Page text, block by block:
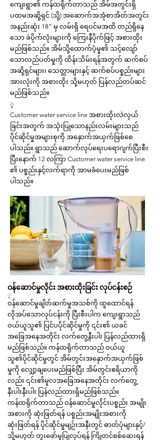
ကျေးရွာ၏ ကန်ထရိုက်တာသည် အိမ်အတွင်းရှိ
ပထမအဆို့ရှင် (သို့) အဆောက်အအုံစာအိတ်အတွင်း
အနည်းဆုံး 18” မှ လမ်းရှိ ရေပင်မအထိ တည်ရှိနေ
သော ခဲပိုက်လုံးများကို ကြေးနီပိုက်ဖြင့် အစားထိုး
မည်ဖြစ်သည်။ အိမ်သို့ထောက်ပံ့မှု၏ သင့်လျော်
သောလည်ပတ်မှုကို ထိန်းသိမ်းရန်အတွက် ဆက်စပ်
အဆို့ရှင်များ၊ သေတ္တာများနှင့် ဆက်စပ်ပစ္စည်းများ
အားလုံးကို အစားထိုး သို့မဟုတ် ပြန်လည်တပ်ဆင်
မည်ဖြစ်သည်။
့
Customer water service line အစားထိုးလဲလှယ်
ခြင်းအတွက် အသုံးပြုသောနည်းလမ်းများသည်
ပိုင်ဆိုင်မှုအများစုကို အနှောက်အယှက်ဖြစ်စေ
ပါသည်။ ရွာသည် ဆောက်လုပ်ရေးပရောဂျက်ပြီးစီး
ပြီးနောက် 12 လကြာ Customer water service line
၏ ပစ္စည်းနှင့်လက်ရာကို အာမခံပေးမည်ဖြစ်
ပါသည်။
ဝန်ဆောင်မှုလိုင်း အစားထိုးခြင်း လုပ်ငန်းစဉ်
့
ဝန်ဆောင်မှုချိတ်ဆက်မှုအသစ်ကို ထူထောင်ရန်
လိုအပ်သောလုပ်ငန်းကို ပြီးစီးပါက ကျေးရွာသည်
ဝယ်ယူသူ၏ ပြင်ပပိုင်ဆိုင်မှုကို ၎င်း၏ ယခင်
အခြေအနေအတိုင်း လက်တွေ့နီးပါး ပြန်လည်ထားရှိ
မည်ဖြစ်သည်။ ကန်ထရိုက်တာသည် ဝယ်ယူ
သူ၏ပိုင်ဆိုင်မှုတွင် အိမ်တွင်းအနှောက်အယှက်ဖြစ်
မှုကို လျှော့ချပေးမည်ဖြစ်ပြီး အိမ်တွင်းဧရိယာကို
လည်း ၎င်း၏မူလအခြေအနေအတိုင်း လက်တွေ့
နီးပါးနီးပါး ပြန်လည်ထားရှိမည်ဖြစ်သည်။
ကန်ထရိုက်တာသည် ဝန်ဆောင်မှုလိုင်းပစ္စည်း အမျိုး
အစားကို ဆုံးဖြတ်ရန် ပစ္စည်းအမျိုးအစားကို
ဆုံးဖြတ်ရန် ပိုင်ဆိုင်မှုမျဉ်းအနီးတွင် ဓာတ်ပုံများနှင့်/
သို့မဟုတ် တူးဖော်မှုပြုလုပ်ရန် ကြိုတင်စစ်ဆေးရန်